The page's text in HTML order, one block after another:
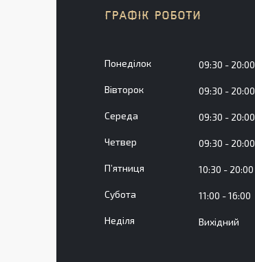
ГРАФІК РОБОТИ
Понеділок 09:30 20:00
Вівторок 09:30 20:00
Середа 09:30 20:00
Четвер 09:30 20:00
Пʼятниця 10:30 20:00
Субота 11:00 16:00
Неділя Вихідний